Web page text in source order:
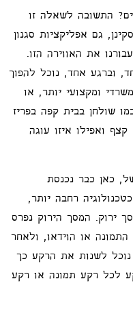
התשובה לשאלה זו
גם אפליקציות סגנון
את האווירה הזו.
וברגע אחד, נוכל להפוך
ומקצועי יותר, או
שולחן בבית קפה בפריז
ואפילו איזו עוגה
כאן כבר נכנסת
טכנולוגיית Greens screen video כטכנולוגיה רחבה יותר,
ירוק. המסך הירוק נפרס
או הוידאו, ולאחר
נוכל לשנות את הרקע כך
לכל רקע תמונה או רקע